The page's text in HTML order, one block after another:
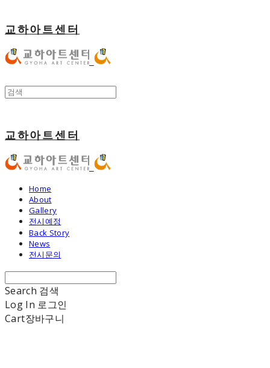
교하아트센터
교하아트센터
Home
About
Gallery
전시예정
Back Story
News
전시문의
Search 검색
Log In 로그인
Cart장바구니